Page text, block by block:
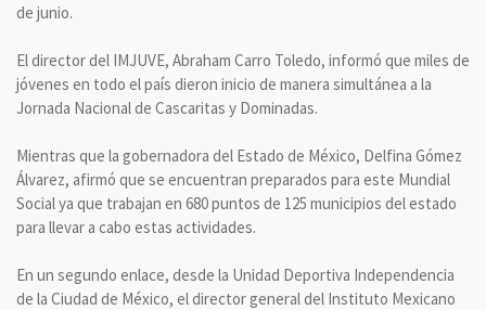
de junio.
El director del IMJUVE, Abraham Carro Toledo, informó que miles de
jóvenes en todo el país dieron inicio de manera simultánea a la
Jornada Nacional de Cascaritas y Dominadas.
Mientras que la gobernadora del Estado de México, Delfina Gómez
Álvarez, afirmó que se encuentran preparados para este Mundial
Social ya que trabajan en 680 puntos de 125 municipios del estado
para llevar a cabo estas actividades.
En un segundo enlace, desde la Unidad Deportiva Independencia
de la Ciudad de México, el director general del Instituto Mexicano